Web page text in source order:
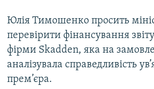
КРИМ РЕАЛІЇ
РУС
УКР
КТАТ
Юлiя Тимошенко просить
перевірити фiнансування
фiрми Skadden, яка на
аналізувала справедливість
прем’єра.